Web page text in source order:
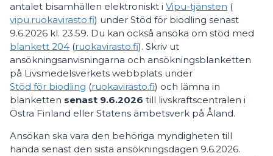
antalet bisamhällen elektroniskt i Vipu-tjänsten (
vipu.ruokavirasto.fi) under Stöd för biodling senast
9.6.2026 kl. 23.59. Du kan också ansöka om stöd med
blankett 204 (ruokavirasto.fi). Skriv ut
ansökningsanvisningarna och ansökningsblanketten
på Livsmedelsverkets webbplats under
Stöd för biodling (ruokavirasto.fi) och lämna in
blanketten senast 9.6.2026 till livskraftscentralen i
Östra Finland eller Statens ämbetsverk på Åland.
Ansökan ska vara den behöriga myndigheten till
handa senast den sista ansökningsdagen 9.6.2026.